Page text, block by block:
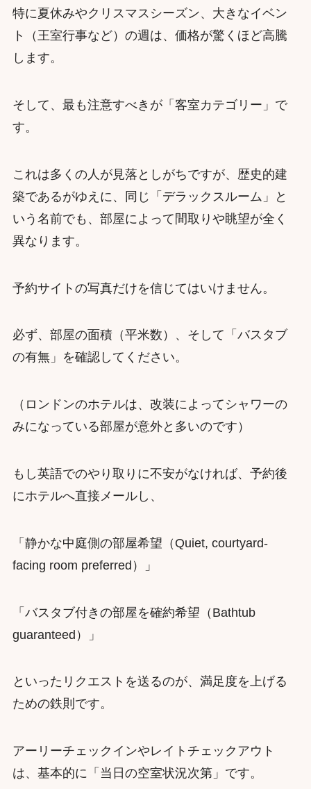
特に夏休みやクリスマスシーズン、大きなイベン
ト（王室行事など）の週は、価格が驚くほど高騰
します。
そして、最も注意すべきが「客室カテゴリー」で
す。
これは多くの人が見落としがちですが、歴史的建
築であるがゆえに、同じ「デラックスルーム」と
いう名前でも、部屋によって間取りや眺望が全く
異なります。
予約サイトの写真だけを信じてはいけません。
必ず、部屋の面積（平米数）、そして「バスタブ
の有無」を確認してください。
（ロンドンのホテルは、改装によってシャワーの
みになっている部屋が意外と多いのです）
もし英語でのやり取りに不安がなければ、予約後
にホテルへ直接メールし、
「静かな中庭側の部屋希望（Quiet, courtyard-
facing room preferred）」
「バスタブ付きの部屋を確約希望（Bathtub
guaranteed）」
といったリクエストを送るのが、満足度を上げる
ための鉄則です。
アーリーチェックインやレイトチェックアウト
は、基本的に「当日の空室状況次第」です。